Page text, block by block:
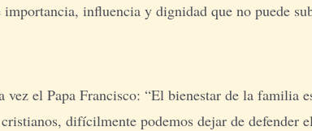
influencia y dignidad que no puede
vez el Papa Francisco: “El bienestar de la
difícilmente podemos dejar de defender